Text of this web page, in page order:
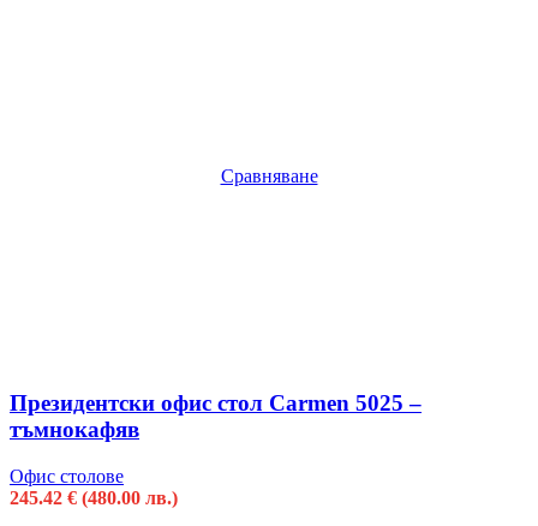
Сравняване
Президентски офис стол Carmen 5025 –
тъмнокафяв
Офис столове
245.42 € (480.00 лв.)